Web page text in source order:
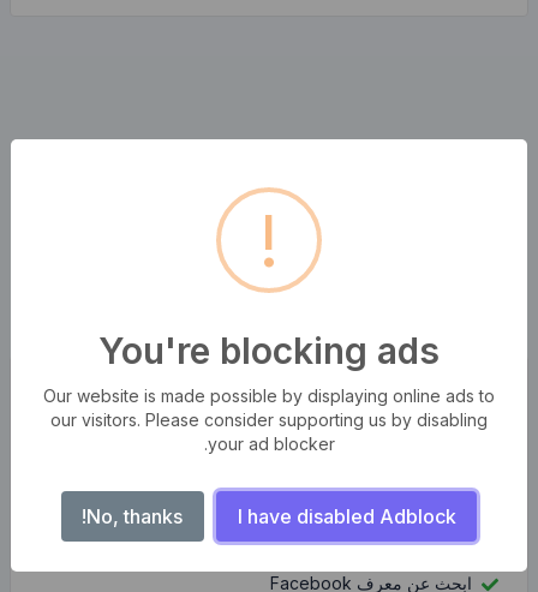
أدوات شعبية
يوتيوب تنزيل الصورة المصغرة
صورة إلى Base64
ابحث عن معرف Facebook
!
You're blocking ads
Our website is made possible by displaying online ads to
our visitors. Please consider supporting us by disabling
your ad blocker.
I have disabled Adblock
No, thanks!